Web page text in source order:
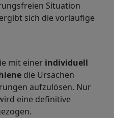
Situation
sich die vorläufige
mit einer individuell
die Ursachen
aufzulösen. Nur
eine definitive